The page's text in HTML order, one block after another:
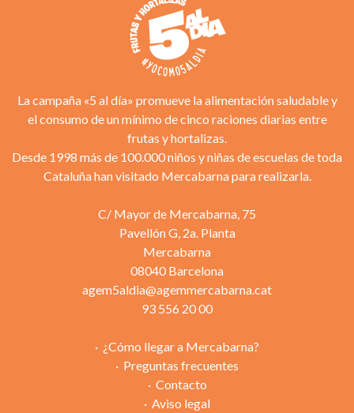
La campaña «5 al día» promueve la alimentación saludable y
el consumo de un mínimo de cinco raciones diarias entre
frutas y hortalizas.
Desde 1998 más de 100.000 niños y niñas de escuelas de toda
Cataluña han visitado Mercabarna para realizarla.
C/ Mayor de Mercabarna, 75
Pavellón G, 2a. Planta
Mercabarna
08040 Barcelona
agem5aldia@agemmercabarna.cat
93 556 20 00
¿Cómo llegar a Mercabarna?
Preguntas frecuentes
Contacto
Aviso legal